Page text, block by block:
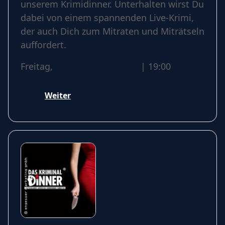
unserem Krimidinner. Unterhalten wirst Du
dabei von einem spannenden Live-Krimi,
der auch Dich zum Mitraten und Miträtseln
auffordert.
Freitag,
| 19:00
Weiter